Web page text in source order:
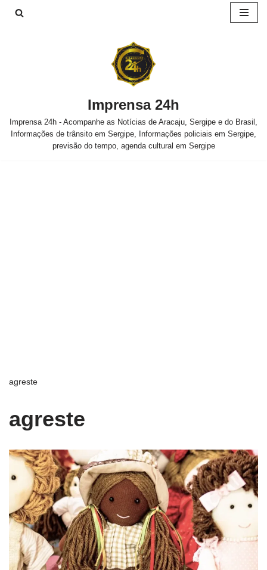
Imprensa 24h
Imprensa 24h - Acompanhe as Notícias de Aracaju, Sergipe e do Brasil,
Informações de trânsito em Sergipe, Informações policiais em Sergipe,
previsão do tempo, agenda cultural em Sergipe
agreste
agreste